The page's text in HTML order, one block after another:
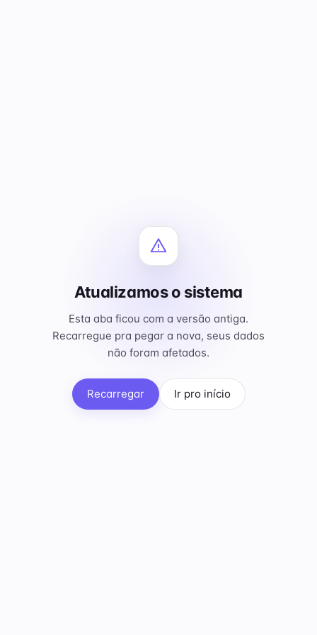
Atualizamos o sistema
Esta aba ficou com a versão antiga.
Recarregue pra pegar a nova, seus dados
não foram afetados.
Recarregar Ir pro início